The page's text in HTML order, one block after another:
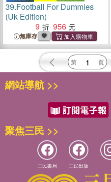
39.Football For Dummies
(Uk Edition)
9
956
無庫存
網站導航 >>
聚焦三民 >>
三民書局 三民出版